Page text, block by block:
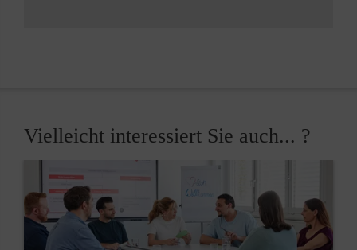
Vielleicht interessiert Sie auch... ?